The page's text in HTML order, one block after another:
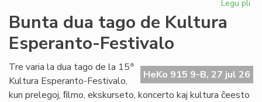
Legu pli
de
Bunta dua tago de Kultura
Esperanto-Festivalo
HeKo 915 9-B, 27 jul 26
Tre varia la dua tago de la 15a
Kultura Esperanto-Festivalo,
kun prelegoj, ﬁlmo, ekskurseto, koncerto kaj kultura ĉeesto